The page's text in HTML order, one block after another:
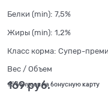
Белки (min): 7,5%
Жиры (min): 1,2%
Класс корма: Супер-
Вес / Объем
169 руб.
+5 бонусов на бонусную карту